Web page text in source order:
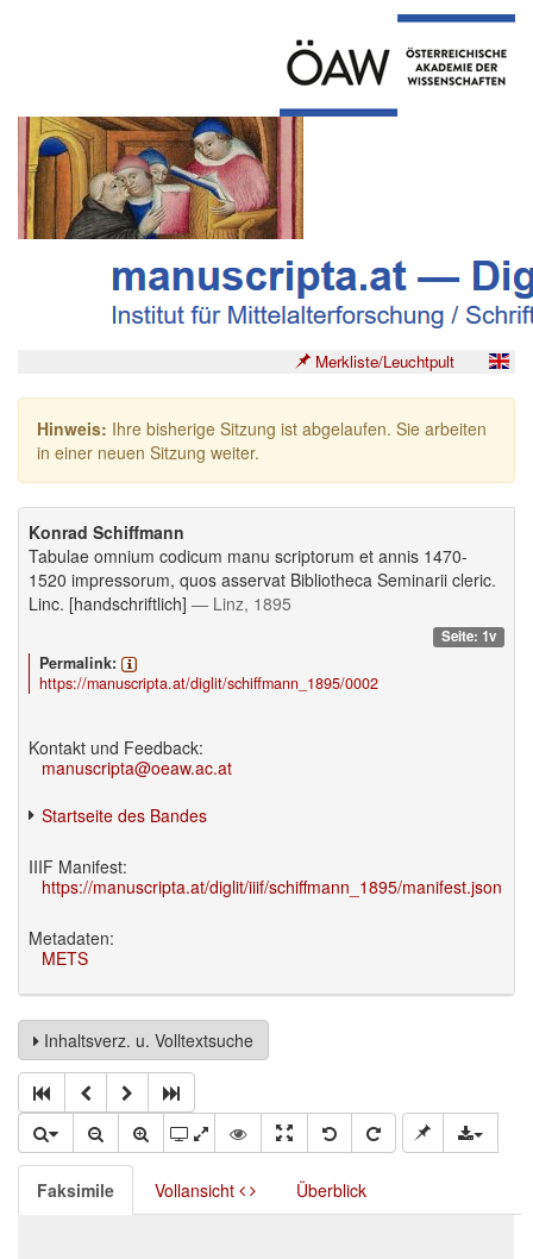
Merkliste/Leuchtpult
Hinweis: Ihre bisherige Sitzung ist abgelaufen. Sie arbeiten
in einer neuen Sitzung weiter.
Konrad Schiffmann
Tabulae omnium codicum manu scriptorum et annis 1470-
1520 impressorum, quos asservat Bibliotheca Seminarii cleric.
Linc. [handschriftlich] — Linz, 1895
Seite: 1v
Permalink:
https://manuscripta.at/diglit/schiffmann_1895/0002
Kontakt und Feedback:
manuscripta@oeaw.ac.at
Startseite des Bandes
IIIF Manifest:
https://manuscripta.at/diglit/iiif/schiffmann_1895/manifest.json
Metadaten:
METS
Inhaltsverz. u. Volltextsuche
Faksimile Vollansicht Überblick